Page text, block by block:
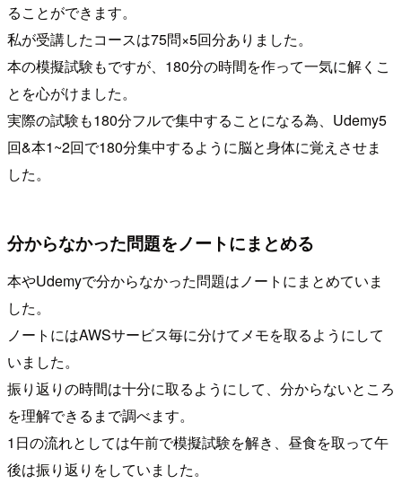
ることができます。
私が受講したコースは75問×5回分ありました。
本の模擬試験もですが、180分の時間を作って一気に解くこ
とを心がけました。
実際の試験も180分フルで集中することになる為、Udemy5
回&本1~2回で180分集中するように脳と身体に覚えさせま
した。
分からなかった問題をノートにまとめる
本やUdemyで分からなかった問題はノートにまとめていま
した。
ノートにはAWSサービス毎に分けてメモを取るようにして
いました。
振り返りの時間は十分に取るようにして、分からないところ
を理解できるまで調べます。
1日の流れとしては午前で模擬試験を解き、昼食を取って午
後は振り返りをしていました。